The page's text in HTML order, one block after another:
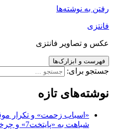
رفتن به نوشته‌ها
فانتزی
عکس و تصاویر فانتزی
فهرست و ابزارک‌ها
جستجو برای:
نوشته‌های تازه
«اسباب زحمت» و تکرار
شباهت به «پایتخت7» و چرخش بر مدار تکرار